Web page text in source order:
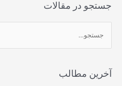
جستجو در مقالات
س
جآخرین مطالب